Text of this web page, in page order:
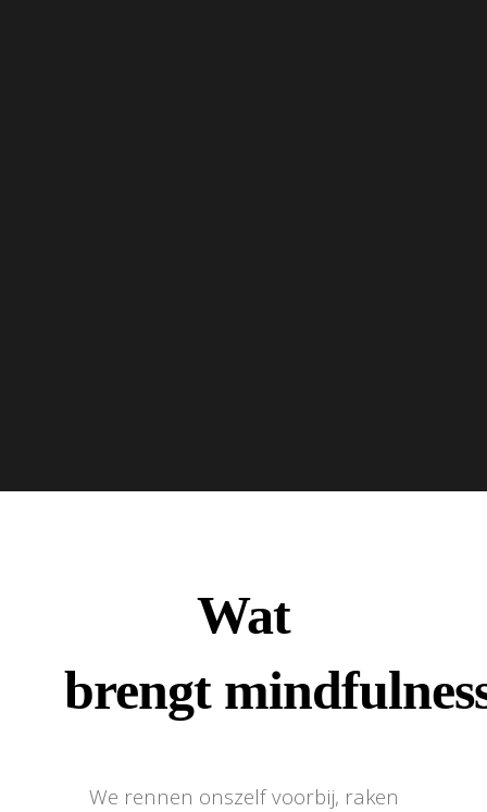
Wat
brengt
We rennen onszelf voorbij, raken